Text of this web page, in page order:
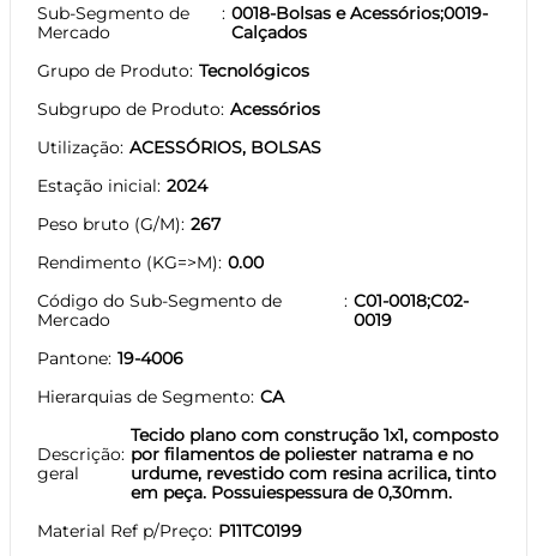
Sub-Segmento de
Mercado
0018-Bolsas e Acessórios;0019-
Calçados
Grupo de Produto Tecnológicos
Subgrupo de Produto Acessórios
Utilização ACESSÓRIOS, BOLSAS
Estação inicial 2024
Peso bruto (G/M) 267
Rendimento (KG=>M) 0.00
Código do Sub-Segmento de
Mercado
C01-0018;C02-
0019
Pantone 19-4006
Hierarquias de Segmento CA
Descrição
geral
Tecido plano com construção 1x1, composto
por filamentos de poliester natrama e no
urdume, revestido com resina acrilica, tinto
em peça. Possuiespessura de 0,30mm.
Material Ref p/Preço P11TC0199